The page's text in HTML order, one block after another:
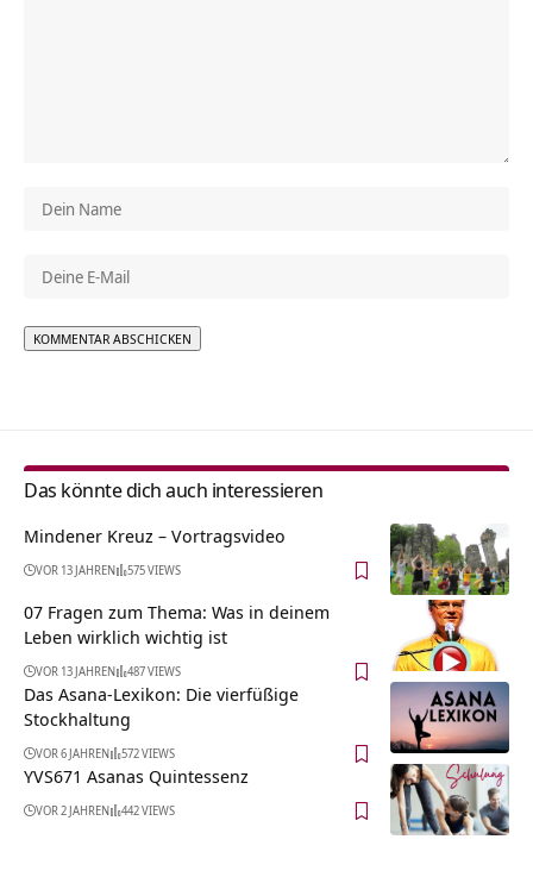
Das könnte dich auch interessieren
Mindener Kreuz‏‎ – Vortragsvideo
VOR 13 JAHREN 575 VIEWS
07 Fragen zum Thema: Was in deinem
Leben wirklich wichtig ist
VOR 13 JAHREN 487 VIEWS
Das Asana-Lexikon: Die vierfüßige
Stockhaltung
VOR 6 JAHREN 572 VIEWS
YVS671 Asanas Quintessenz
VOR 2 JAHREN 442 VIEWS